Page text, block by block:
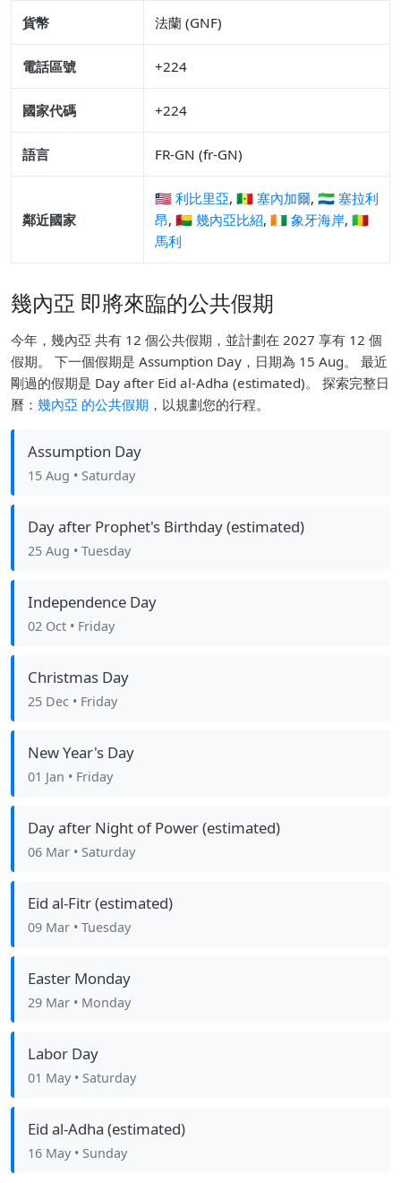
貨幣 法蘭 (GNF)
電話區號 +224
國家代碼 +224
語言 FR-GN (fr-GN)
鄰近國家
🇱🇷 利比里亞, 🇸🇳 塞內加爾, 🇸🇱 塞拉利
昂, 🇬🇼 幾內亞比紹, 🇨🇮 象牙海岸, 🇲🇱
馬利
幾內亞 即將來臨的公共假期
今年，幾內亞 共有 12 個公共假期，並計劃在 2027 享有 12 個
假期。 下一個假期是 Assumption Day，日期為 15 Aug。 最近
剛過的假期是 Day after Eid al-Adha (estimated)。 探索完整日
曆： 幾內亞 的公共假期 ，以規劃您的行程。
Assumption Day
15 Aug • Saturday
Day after Prophet's Birthday (estimated)
25 Aug • Tuesday
Independence Day
02 Oct • Friday
Christmas Day
25 Dec • Friday
New Year's Day
01 Jan • Friday
Day after Night of Power (estimated)
06 Mar • Saturday
Eid al-Fitr (estimated)
09 Mar • Tuesday
Easter Monday
29 Mar • Monday
Labor Day
01 May • Saturday
Eid al-Adha (estimated)
16 May • Sunday